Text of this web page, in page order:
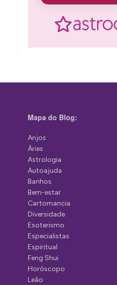
Mapa do Blog:
Anjos
Áries
Astrologia
Autoajuda
Banhos
Bem-estar
Cartomancia
Diversidade
Esoterismo
Especialistas
Espiritual
Feng Shui
Horóscopo
Leão